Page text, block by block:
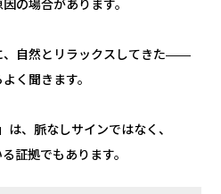
の場合があります。
、自然とリラックスしてきた——
く聞きます。
は、脈なしサインではなく、
証拠でもあります。